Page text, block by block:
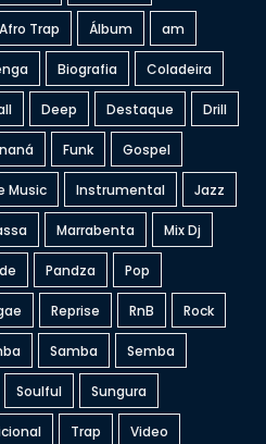
Afro Trap Álbum am
Biografia Coladeira
Deep Destaque Drill
Funk Gospel
Music Instrumental Jazz
Marrabenta Mix Dj
Pandza Pop
Reprise RnB Rock
Samba Semba
Soulful Sungura
Trap Video